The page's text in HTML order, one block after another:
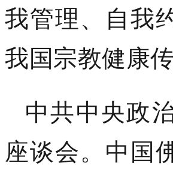
我管理、自我
我国宗教健康传
中共中央政
座谈会。中国